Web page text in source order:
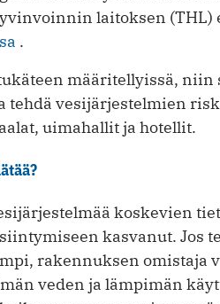
laitoksen
.
määritellyissä, niin
tehdä vesijärjestelmien
uimahallit ja hotellit.
koskevien
kasvanut. Jos
rakennuksen omistaja
veden ja lämpimän